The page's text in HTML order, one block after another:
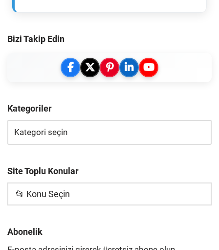
Bizi Takip Edin
Kategoriler
Site Toplu Konular
📂 Konu Seçin
Abonelik